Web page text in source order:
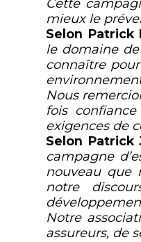
Cette
mieux le
Selon Patrick
le domaine
connaître
Nous
fois
exigences de
Selon Patrick
campagne
nouveau que
notre
Notre
assureurs, de